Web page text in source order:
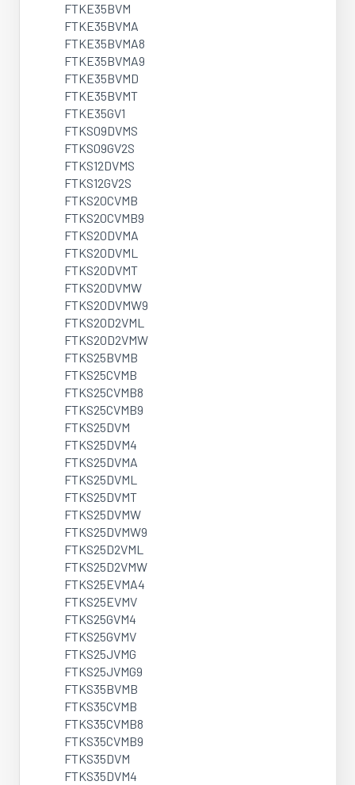
FTKE35BVM
FTKE35BVMA
FTKE35BVMA8
FTKE35BVMA9
FTKE35BVMD
FTKE35BVMT
FTKE35GV1
FTKS09DVMS
FTKS09GV2S
FTKS12DVMS
FTKS12GV2S
FTKS20CVMB
FTKS20CVMB9
FTKS20DVMA
FTKS20DVML
FTKS20DVMT
FTKS20DVMW
FTKS20DVMW9
FTKS20D2VML
FTKS20D2VMW
FTKS25BVMB
FTKS25CVMB
FTKS25CVMB8
FTKS25CVMB9
FTKS25DVM
FTKS25DVM4
FTKS25DVMA
FTKS25DVML
FTKS25DVMT
FTKS25DVMW
FTKS25DVMW9
FTKS25D2VML
FTKS25D2VMW
FTKS25EVMA4
FTKS25EVMV
FTKS25GVM4
FTKS25GVMV
FTKS25JVMG
FTKS25JVMG9
FTKS35BVMB
FTKS35CVMB
FTKS35CVMB8
FTKS35CVMB9
FTKS35DVM
FTKS35DVM4